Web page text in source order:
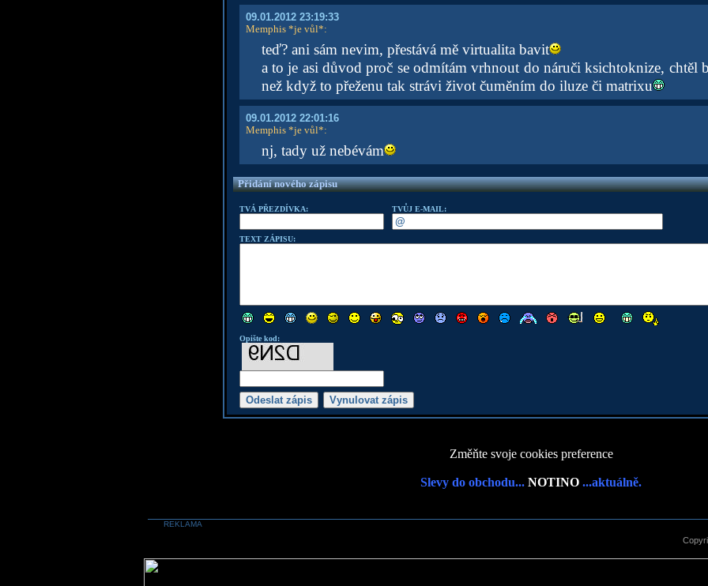
09.01.2012 23:19:33
Memphis *je vůl*:
teď? ani sám nevim, přestává mě virtualita bavit
a to je asi důvod proč se odmítám vrhnout do náruči ksichtoknize, chtěl
než když to přeženu tak strávi život čuměním do iluze či matrixu
09.01.2012 22:01:16
Memphis *je vůl*:
nj, tady už nebévám
Přidání nového zápisu
TVÁ PŘEZDÍVKA: TVŮJ E-MAIL:
TEXT ZÁPISU:
Opište kod:
Změňte svoje cookies preference
Slevy do obchodu... NOTINO ...aktuálně.
REKLAMA